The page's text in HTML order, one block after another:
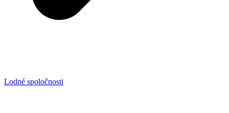
Lodné spoločnosti